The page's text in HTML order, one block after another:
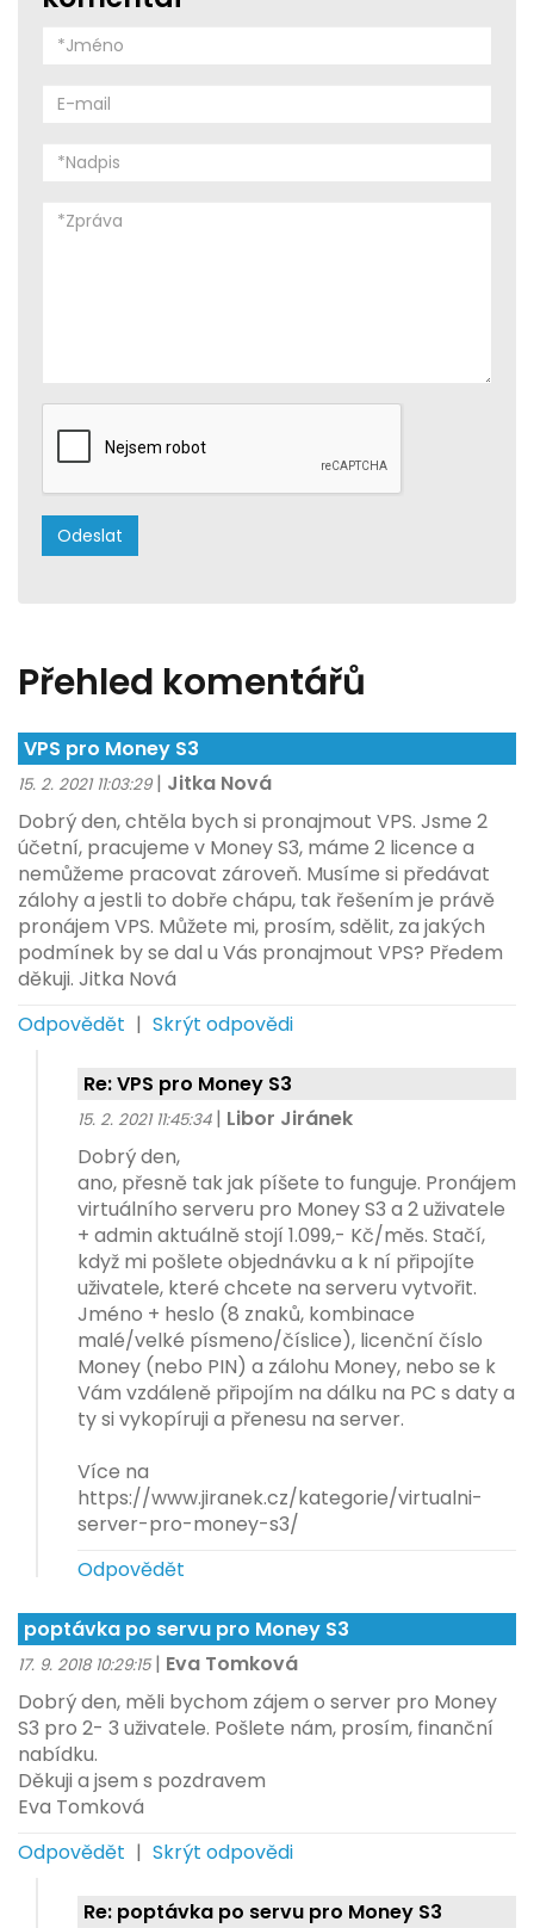
Přehled komentářů
VPS pro Money S3
15. 2. 2021 11:03:29 | Jitka Nová
Dobrý den, chtěla bych si pronajmout VPS. Jsme 2
účetní, pracujeme v Money S3, máme 2 licence a
nemůžeme pracovat zároveň. Musíme si předávat
zálohy a jestli to dobře chápu, tak řešením je právě
pronájem VPS. Můžete mi, prosím, sdělit, za jakých
podmínek by se dal u Vás pronajmout VPS? Předem
děkuji. Jitka Nová
Odpovědět | Skrýt odpovědi
Re: VPS pro Money S3
15. 2. 2021 11:45:34 | Libor Jiránek
Dobrý den,
ano, přesně tak jak píšete to funguje. Pronájem
virtuálního serveru pro Money S3 a 2 uživatele
+ admin aktuálně stojí 1.099,- Kč/měs. Stačí,
když mi pošlete objednávku a k ní připojíte
uživatele, které chcete na serveru vytvořit.
Jméno + heslo (8 znaků, kombinace
malé/velké písmeno/číslice), licenční číslo
Money (nebo PIN) a zálohu Money, nebo se k
Vám vzdáleně připojím na dálku na PC s daty a
ty si vykopíruji a přenesu na server.
Více na
https://www.jiranek.cz/kategorie/virtualni-
server-pro-money-s3/
Odpovědět
poptávka po servu pro Money S3
17. 9. 2018 10:29:15 | Eva Tomková
Dobrý den, měli bychom zájem o server pro Money
S3 pro 2- 3 uživatele. Pošlete nám, prosím, finanční
nabídku.
Děkuji a jsem s pozdravem
Eva Tomková
Odpovědět | Skrýt odpovědi
Re: poptávka po servu pro Money S3